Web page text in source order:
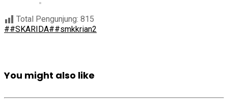
Total Pengunjung: 815
##SKARIDA##smkkrian2
You might also like